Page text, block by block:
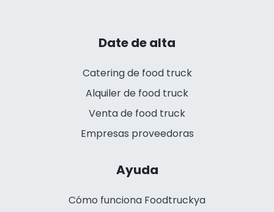
Date de alta
Catering de food truck
Alquiler de food truck
Venta de food truck
Empresas proveedoras
Ayuda
Cómo funciona Foodtruckya